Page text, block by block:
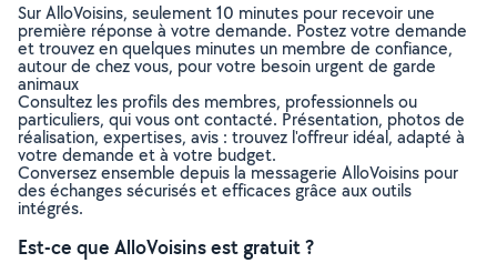
Sur AlloVoisins, seulement 10 minutes pour recevoir une
première réponse à votre demande. Postez votre demande
et trouvez en quelques minutes un membre de confiance,
autour de chez vous, pour votre besoin urgent de garde
animaux
Consultez les profils des membres, professionnels ou
particuliers, qui vous ont contacté. Présentation, photos de
réalisation, expertises, avis : trouvez l'offreur idéal, adapté à
votre demande et à votre budget.
Conversez ensemble depuis la messagerie AlloVoisins pour
des échanges sécurisés et efficaces grâce aux outils
intégrés.
Est-ce que AlloVoisins est gratuit ?